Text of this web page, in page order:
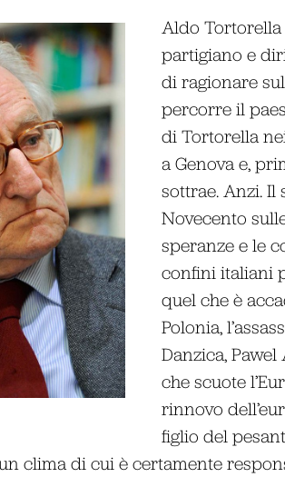
Aldo
partigiano e
di ragionare
percorre il
di Tortorella
a Genova e,
sottrae. Anzi. Il
Novecento
speranze e le
confini italiani
quel che è
Polonia,
Danzica,
che scuote
rinnovo
figlio del
clima di cui è certamente